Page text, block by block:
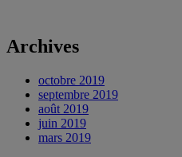
Archives
octobre 2019
septembre 2019
août 2019
juin 2019
mars 2019